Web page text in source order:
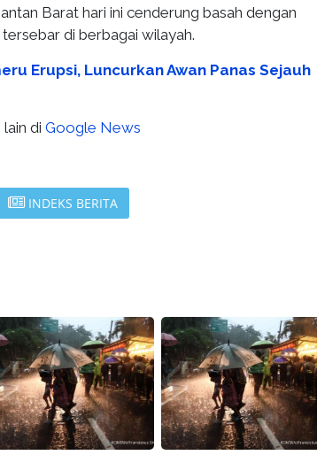
Barat hari ini cenderung basah dengan
di berbagai wilayah.
Erupsi, Luncurkan Awan Panas Sejauh
di Google News
INDEKS BERITA